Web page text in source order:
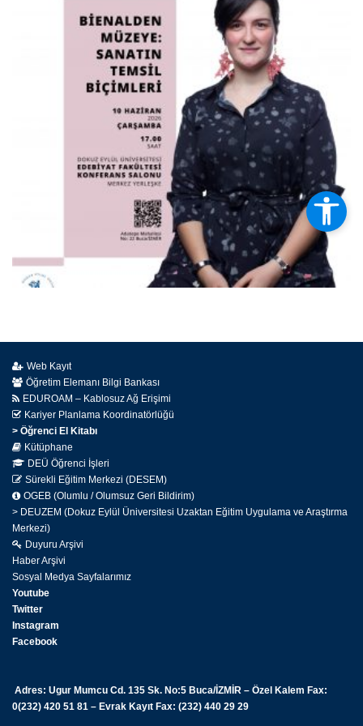
Web Kayıt
Öğretim Elemanı Bilgi Bankası
EDUROAM – Kablosuz Ağ Erişimi
Kariyer Planlama Koordinatörlüğü
> Öğrenci El Kitabı
Kütüphane
DEÜ Öğrenci İşleri
Sürekli Eğitim Merkezi (DESEM)
OGEB (Olumlu / Olumsuz Geri Bildirim)
> DEUZEM (Dokuz Eylül Üniversitesi Uzaktan Eğitim Uygulama ve Araştırma
Merkezi)
Duyuru Arşivi
Haber Arşivi
Sosyal Medya Sayfalarımız
Youtube
Twitter
Instagram
Facebook
Adres: Ugur Mumcu Cd. 135 Sk. No:5 Buca/İZMİR – Özel Kalem Fax:
0(232) 420 51 81 – Evrak Kayıt Fax: (232) 440 29 29